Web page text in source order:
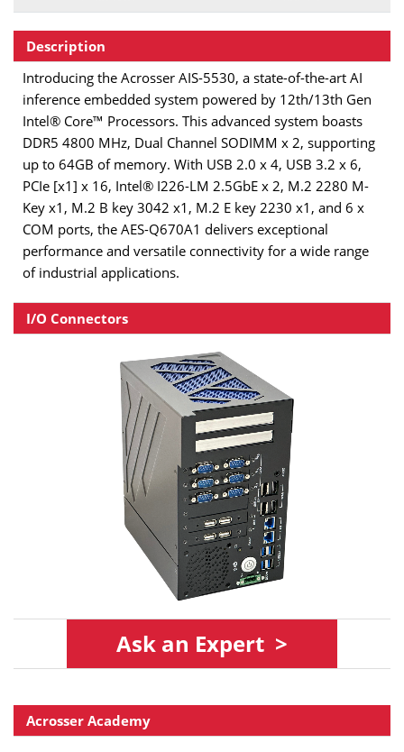
Description
Introducing the Acrosser AIS-5530, a state-of-the-art AI
inference embedded system powered by 12th/13th Gen
Intel® Core™ Processors. This advanced system boasts
DDR5 4800 MHz, Dual Channel SODIMM x 2, supporting
up to 64GB of memory. With USB 2.0 x 4, USB 3.2 x 6,
PCIe [x1] x 16, Intel® I226-LM 2.5GbE x 2, M.2 2280 M-
Key x1, M.2 B key 3042 x1, M.2 E key 2230 x1, and 6 x
COM ports, the AES-Q670A1 delivers exceptional
performance and versatile connectivity for a wide range
of industrial applications.
I/O Connectors
Ask an Expert >
Acrosser Academy